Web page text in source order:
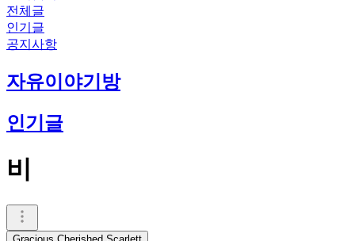
전체글
인기글
공지사항
자유이야기방
인기글
비